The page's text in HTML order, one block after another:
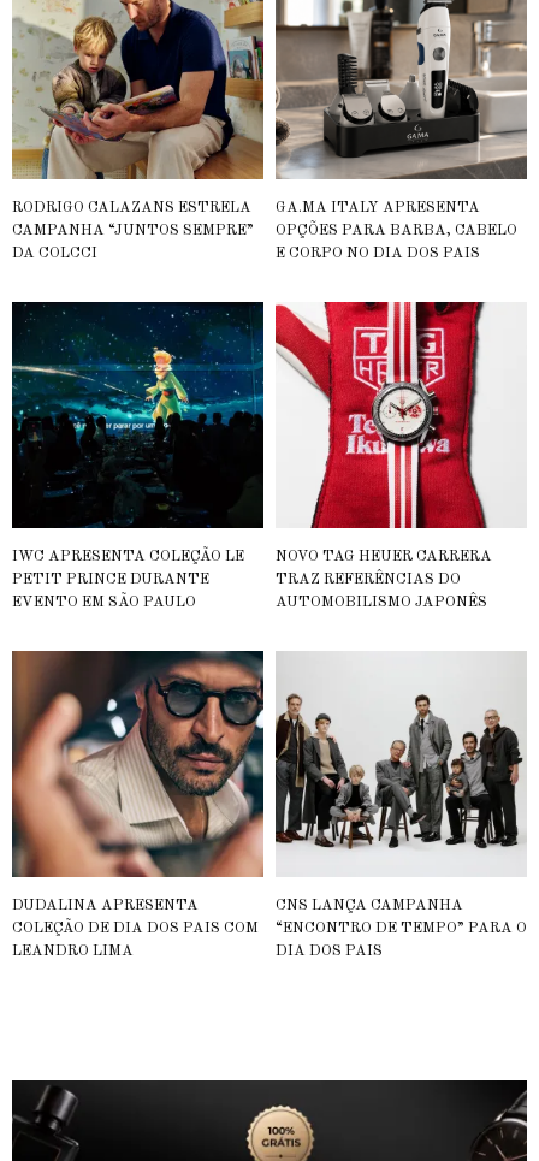
RODRIGO CALAZANS ESTRELA
CAMPANHA “JUNTOS SEMPRE”
DA COLCCI
GA.MA ITALY APRESENTA
OPÇÕES PARA BARBA, CABELO
E CORPO NO DIA DOS PAIS
IWC APRESENTA COLEÇÃO LE
PETIT PRINCE DURANTE
EVENTO EM SÃO PAULO
NOVO TAG HEUER CARRERA
TRAZ REFERÊNCIAS DO
AUTOMOBILISMO JAPONÊS
DUDALINA APRESENTA
COLEÇÃO DE DIA DOS PAIS COM
LEANDRO LIMA
CNS LANÇA CAMPANHA
“ENCONTRO DE TEMPO” PARA O
DIA DOS PAIS